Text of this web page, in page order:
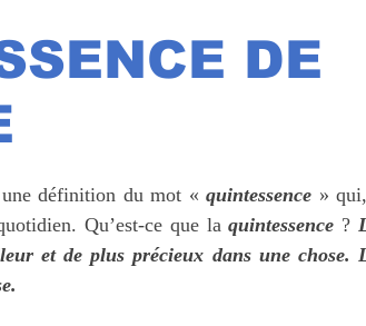
DE DIEU
ARMURE SPIRITUELLE
DE
définition du mot « quintessence »
Qu’est-ce que la quintessence ?
et de plus précieux dans une chose.